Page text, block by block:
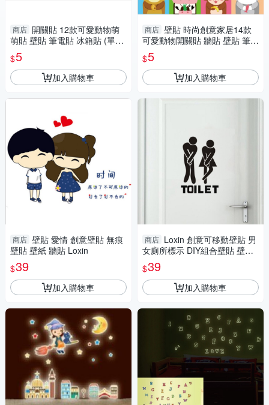
商店 開關貼 12款可愛動物萌
萌貼 壁貼 筆電貼 冰箱貼 (單張)
Loxin
$5
加入購物車
商店 壁貼 愛情 創意壁貼 無痕
壁貼 壁紙 牆貼 Loxin
$39
加入購物車
商店 壁貼 時尚創意家居14款
可愛動物開關貼 牆貼 壁貼 筆電
貼 冰箱貼 (單張) Loxin
$5
加入購物車
商店 Loxin 創意可移動壁貼 男
女廁所標示 DIY組合壁貼 壁紙
牆貼 背景貼
$39
加入購物車